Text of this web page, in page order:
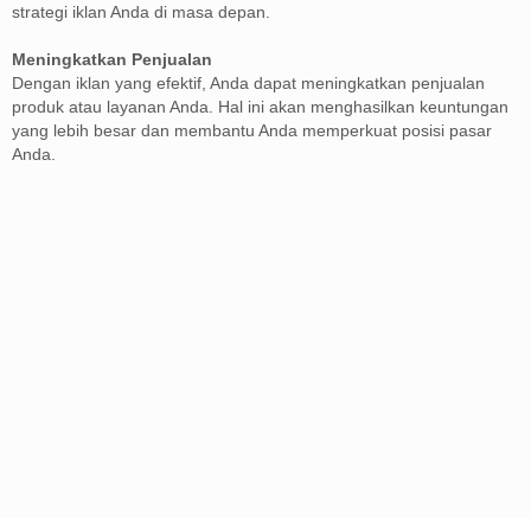
strategi iklan Anda di masa depan.
Meningkatkan Penjualan
Dengan iklan yang efektif, Anda dapat meningkatkan penjualan
produk atau layanan Anda. Hal ini akan menghasilkan keuntungan
yang lebih besar dan membantu Anda memperkuat posisi pasar
Anda.